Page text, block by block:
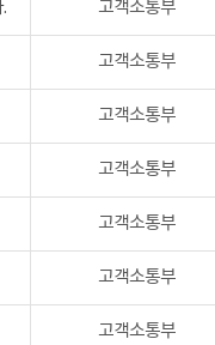
고객소통부
고객소통부
고객소통부
고객소통부
고객소통부
고객소통부
고객소통부